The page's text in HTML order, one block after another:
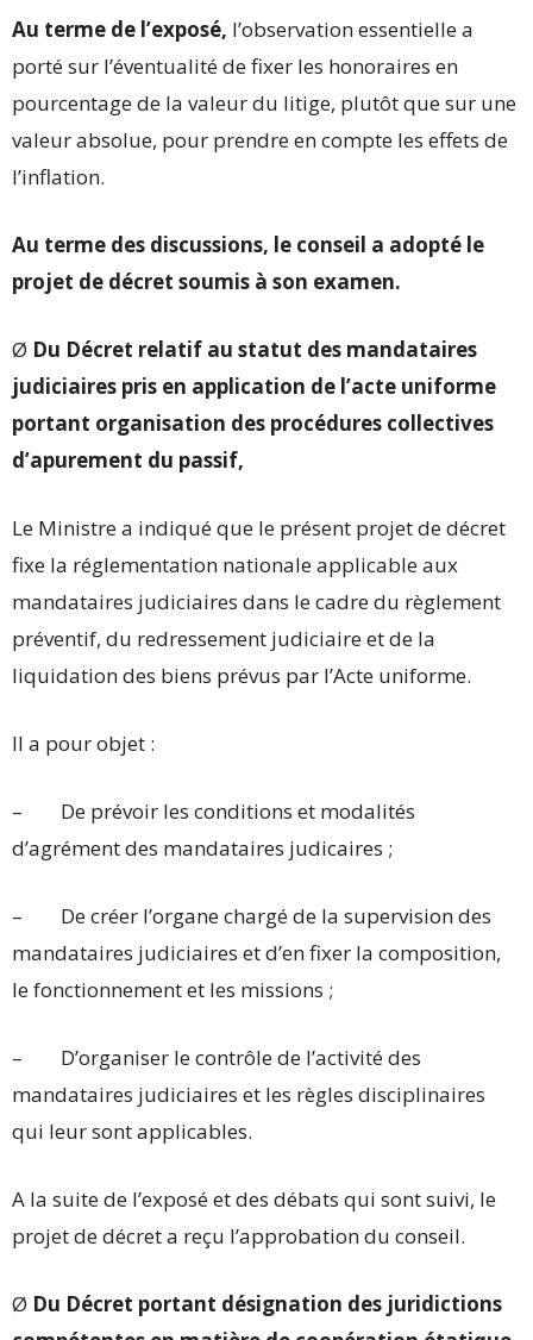
Au terme de l’exposé, l’observation essentielle a
porté sur l’éventualité de fixer les honoraires en
pourcentage de la valeur du litige, plutôt que sur une
valeur absolue, pour prendre en compte les effets de
l’inflation.
Au terme des discussions, le conseil a adopté le
projet de décret soumis à son examen.
Ø Du Décret relatif au statut des mandataires
judiciaires pris en application de l’acte uniforme
portant organisation des procédures collectives
d’apurement du passif,
Le Ministre a indiqué que le présent projet de décret
fixe la réglementation nationale applicable aux
mandataires judiciaires dans le cadre du règlement
préventif, du redressement judiciaire et de la
liquidation des biens prévus par l’Acte uniforme.
Il a pour objet :
– De prévoir les conditions et modalités
d’agrément des mandataires judicaires ;
– De créer l’organe chargé de la supervision des
mandataires judiciaires et d’en fixer la composition,
le fonctionnement et les missions ;
– D’organiser le contrôle de l’activité des
mandataires judiciaires et les règles disciplinaires
qui leur sont applicables.
A la suite de l’exposé et des débats qui sont suivi, le
projet de décret a reçu l’approbation du conseil.
Ø Du Décret portant désignation des juridictions